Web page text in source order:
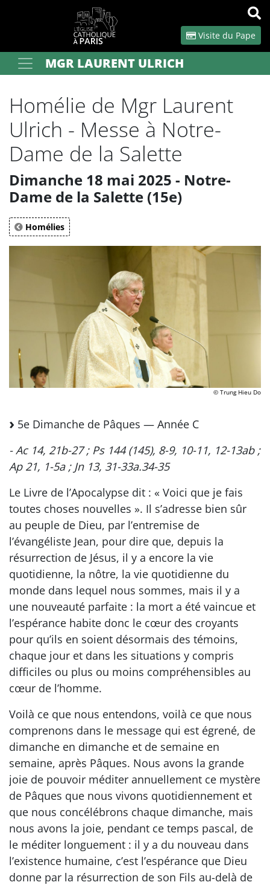
Visite du Pape
Votre rechercheMGR LAURENT ULRICH
Homélie de Mgr Laurent
Ulrich - Messe à Notre-
Dame de la Salette
Dimanche 18 mai 2025 - Notre-
Dame de la Salette (15e)
Homélies
© Trung Hieu Do
5e Dimanche de Pâques — Année C
- Ac 14, 21b-27 ; Ps 144 (145), 8-9, 10-11, 12-13ab ;
Ap 21, 1-5a ; Jn 13, 31-33a.34-35
Le Livre de l’Apocalypse dit : « Voici que je fais
toutes choses nouvelles ». Il s’adresse bien sûr
au peuple de Dieu, par l’entremise de
l’évangéliste Jean, pour dire que, depuis la
résurrection de Jésus, il y a encore la vie
quotidienne, la nôtre, la vie quotidienne du
monde dans lequel nous sommes, mais il y a
une nouveauté parfaite : la mort a été vaincue et
l’espérance habite donc le cœur des croyants
pour qu’ils en soient désormais des témoins,
chaque jour et dans les situations y compris
difficiles ou plus ou moins compréhensibles au
cœur de l’homme.
Voilà ce que nous entendons, voilà ce que nous
comprenons dans le message qui est égrené, de
dimanche en dimanche et de semaine en
semaine, après Pâques. Nous avons la grande
joie de pouvoir méditer annuellement ce mystère
de Pâques que nous vivons quotidiennement et
que nous concélébrons chaque dimanche, mais
nous avons la joie, pendant ce temps pascal, de
le méditer longuement : il y a du nouveau dans
l’existence humaine, c’est l’espérance que Dieu
donne par la résurrection de son Fils au-delà de
Panneau de gestion des cookies